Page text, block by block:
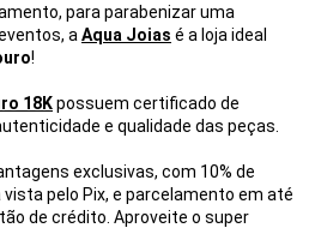
para parabenizar uma
a Aqua Joias é a loja ideal
!
18Kpossuem certificado de
e qualidade das peças.
exclusivas, com 10% de
pelo Pix, e parcelamento em até
de crédito. Aproveite o super